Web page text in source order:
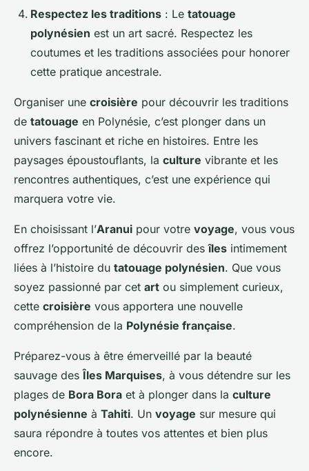
Respectez les traditions : Le tatouage
polynésien est un art sacré. Respectez les
coutumes et les traditions associées pour honorer
cette pratique ancestrale.
Organiser une croisière pour découvrir les traditions
de tatouage en Polynésie, c’est plonger dans un
univers fascinant et riche en histoires. Entre les
paysages époustouflants, la culture vibrante et les
rencontres authentiques, c’est une expérience qui
marquera votre vie.
En choisissant l’Aranui pour votre voyage, vous vous
offrez l’opportunité de découvrir desîles intimement
liées à l’histoire du tatouage polynésien. Que vous
soyez passionné par cet art ou simplement curieux,
cette croisière vous apportera une nouvelle
compréhension de la Polynésie française.
Préparez-vous à être émerveillé par la beauté
sauvage desÎles Marquises, à vous détendre sur les
plages de Bora Bora et à plonger dans la culture
polynésienne à Tahiti. Un voyage sur mesure qui
saura répondre à toutes vos attentes et bien plus
encore.